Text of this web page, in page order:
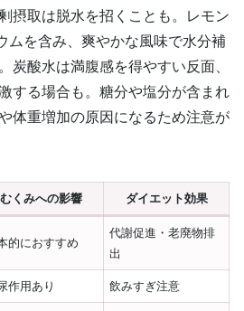
摂取は脱水を招くことも。レモン
ムを含み、爽やかな風味で水分補
炭酸水は満腹感を得やすい反面、
する場合も。糖分や塩分が含まれ
体重増加の原因になるため注意が
むくみへの影響 ダイエット効果
的におすすめ
代謝促進・老廃物排
出
作用あり 飲みすぎ注意